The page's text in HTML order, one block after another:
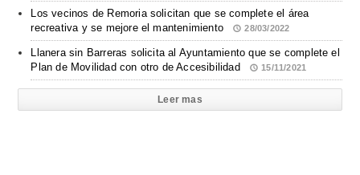
Los vecinos de Remoria solicitan que se complete el área
recreativa y se mejore el mantenimiento
28/03/2022
Llanera sin Barreras solicita al Ayuntamiento que se complete el
Plan de Movilidad con otro de Accesibilidad
15/11/2021
Leer mas